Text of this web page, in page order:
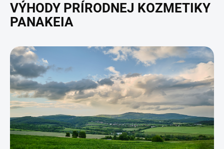
VÝHODY PRÍRODNEJ KOZMETIKY
PANAKEIA